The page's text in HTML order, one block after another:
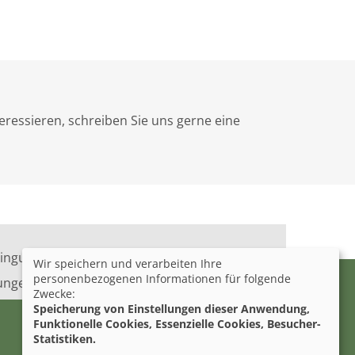
schreiben Sie uns gerne eine
Barrierefreiheit
Wir speichern und verarbeiten Ihre
personenbezogenen Informationen für folgende
Zwecke:
Speicherung von Einstellungen dieser Anwendung,
Funktionelle Cookies, Essenzielle Cookies, Besucher-
Statistiken.